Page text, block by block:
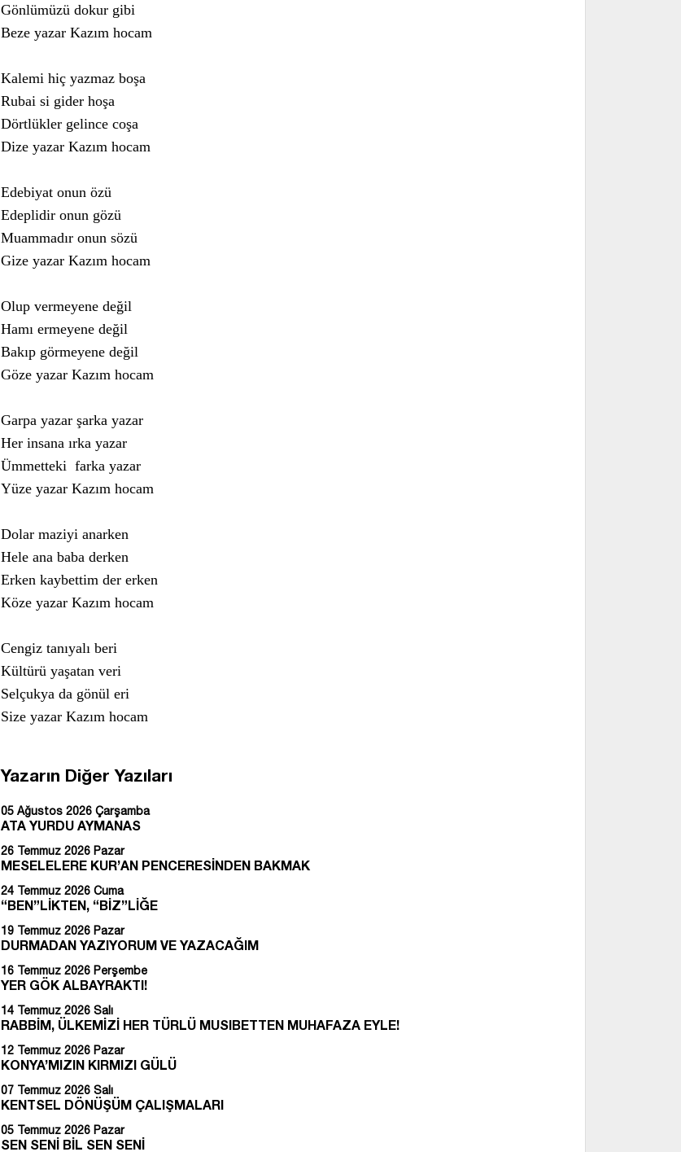
Gönlümüzü dokur gibi
Beze yazar Kazım hocam
Kalemi hiç yazmaz boşa
Rubai si gider hoşa
Dörtlükler gelince coşa
Dize yazar Kazım hocam
Edebiyat onun özü
Edeplidir onun gözü
Muammadır onun sözü
Gize yazar Kazım hocam
Olup vermeyene değil
Hamı ermeyene değil
Bakıp görmeyene değil
Göze yazar Kazım hocam
Garpa yazar şarka yazar
Her insana ırka yazar
Ümmetteki farka yazar
Yüze yazar Kazım hocam
Dolar maziyi anarken
Hele ana baba derken
Erken kaybettim der erken
Köze yazar Kazım hocam
Cengiz tanıyalı beri
Kültürü yaşatan veri
Selçukya da gönül eri
Size yazar Kazım hocam
Yazarın Diğer Yazıları
05 Ağustos 2026 Çarşamba
ATA YURDU AYMANAS
26 Temmuz 2026 Pazar
MESELELERE KUR’AN PENCERESİNDEN BAKMAK
24 Temmuz 2026 Cuma
“BEN”LİKTEN, “BİZ”LİĞE
19 Temmuz 2026 Pazar
DURMADAN YAZIYORUM VE YAZACAĞIM
16 Temmuz 2026 Perşembe
YER GÖK ALBAYRAKTI!
14 Temmuz 2026 Salı
RABBİM, ÜLKEMİZİ HER TÜRLÜ MUSIBETTEN MUHAFAZA EYLE!
12 Temmuz 2026 Pazar
KONYA’MIZIN KIRMIZI GÜLÜ
07 Temmuz 2026 Salı
KENTSEL DÖNÜŞÜM ÇALIŞMALARI
05 Temmuz 2026 Pazar
SEN SENİ BİL SEN SENİ